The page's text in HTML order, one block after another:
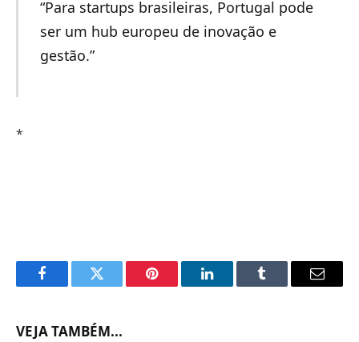
“Para startups brasileiras, Portugal pode
ser um hub europeu de inovação e
gestão.”
*
FacebookTwitter Pinterest LinkedInTumblr Email
VEJA TAMBÉM...